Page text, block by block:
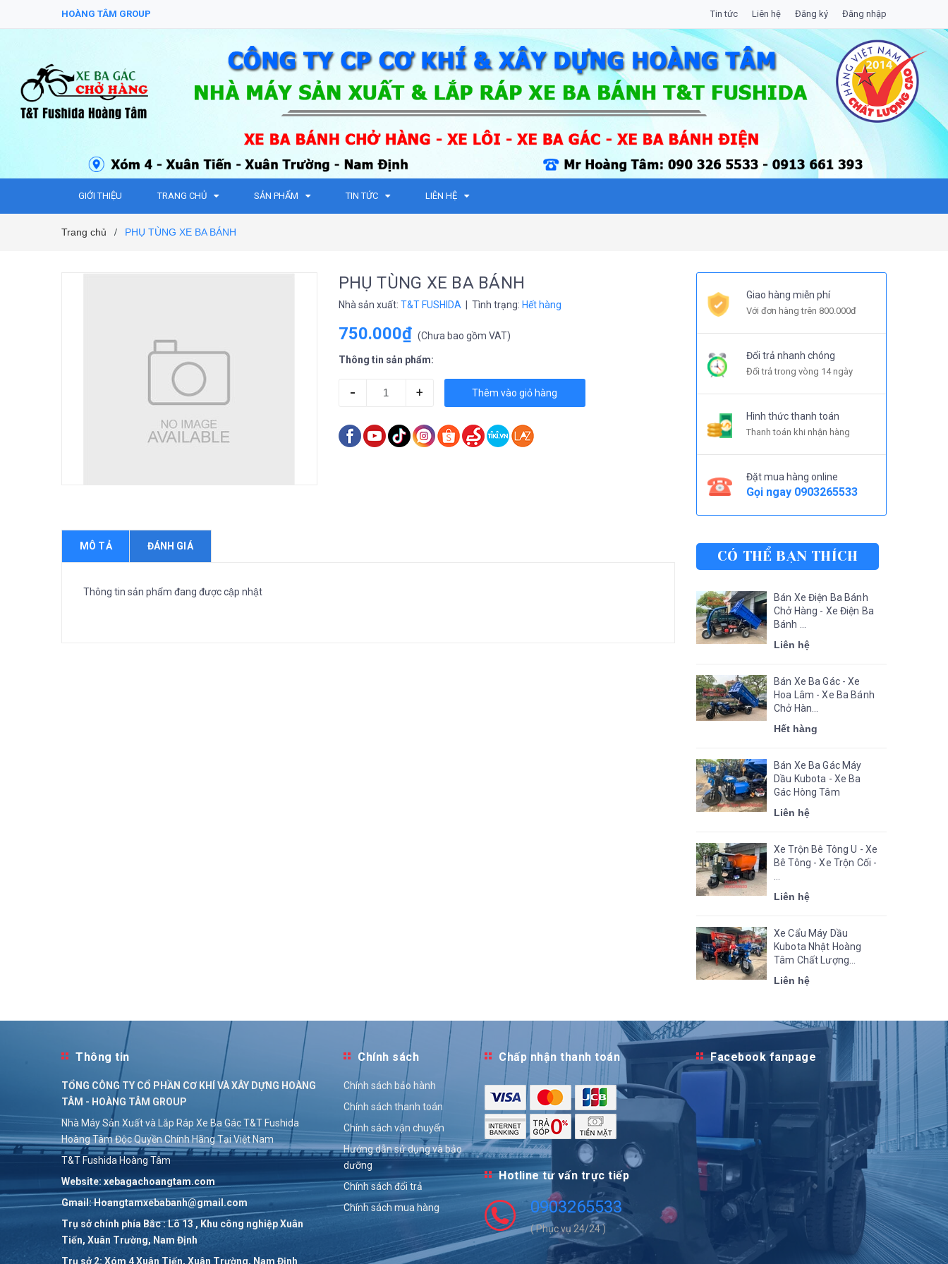
HOÀNG TÂM GROUP Tin tức Liên hệ Đăng ký Đăng nhập
GIỚI THIỆU TRANG CHỦ SẢN PHẨM TIN TỨC LIÊN HỆ
Trang chủ / PHỤ TÙNG XE BA BÁNH
PHỤ TÙNG XE BA BÁNH
Nhà sản xuất: T&T FUSHIDA | Tình trạng: Hết hàng
750.000₫ (Chưa bao gồm VAT)
Thông tin sản phẩm:
- + Thêm vào giỏ hàng
MÔ TẢ ĐÁNH GIÁ
Thông tin sản phẩm đang được cập nhật
Giao hàng miễn phí
Với đơn hàng trên 800.000đ
Đổi trả nhanh chóng
Đổi trả trong vòng 14 ngày
Hình thức thanh toán
Thanh toán khi nhận hàng
Đặt mua hàng online
Gọi ngay 0903265533
CÓ THỂ BẠN THÍCH
Bán Xe Điện Ba Bánh
Chở Hàng - Xe Điện Ba
Bánh ...
Liên hệ
Bán Xe Ba Gác - Xe
Hoa Lâm - Xe Ba Bánh
Chở Hàn...
Hết hàng
Bán Xe Ba Gác Máy
Dầu Kubota - Xe Ba
Gác Hòng Tâm
Liên hệ
Xe Trộn Bê Tông U - Xe
Bê Tông - Xe Trộn Cối -
Liên hệ
Xe Cẩu Máy Dầu
Kubota Nhật Hoàng
Tâm Chất Lượng...
Liên hệ
Thông tin
TỔNG CÔNG TY CỔ PHẦN CƠ KHÍ VÀ XÂY DỰNG HOÀNG
TÂM - HOÀNG TÂM GROUP
Nhà Máy Sản Xuất và Lắp Ráp Xe Ba Gác T&T Fushida
Hoàng Tâm Độc Quyền Chính Hãng Tại Việt Nam
T&T Fushida Hoàng Tâm
Website: xebagachoangtam.com
Gmail: Hoangtamxebabanh@gmail.com
Trụ sở chính phía Bắc : Lô 13 , Khu công nghiệp Xuân
Tiến, Xuân Trường, Nam Định
Trụ sở 2: Xóm 4 Xuân Tiến, Xuân Trường, Nam Định
Chính sách
Chính sách bảo hành
Chính sách thanh toán
Chính sách vận chuyển
Hướng dẫn sử dụng và bảo
dưỡng
Chính sách đổi trả
Chính sách mua hàng
Chấp nhận thanh toán
Hotline tư vấn trực tiếp
0903265533
( Phục vụ 24/24 )
Facebook fanpage